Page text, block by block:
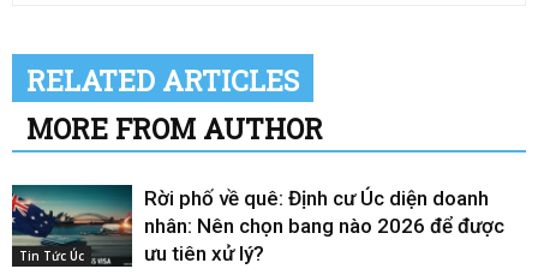
RELATED ARTICLES
MORE FROM AUTHOR
Tin Tức Úc
Rời phố về quê: Định cư Úc diện doanh
nhân: Nên chọn bang nào 2026 để được
ưu tiên xử lý?